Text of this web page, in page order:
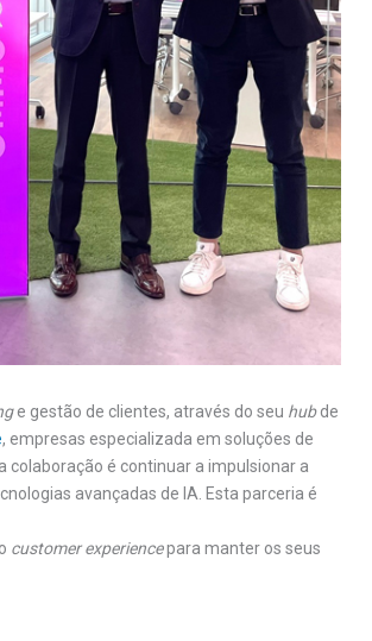
e gestão de clientes, através do seu hubde
, empresas especializada em soluções de
colaboração é continuar a impulsionar a
avançadas de IA. Esta parceria é
customer experiencepara manter os seus